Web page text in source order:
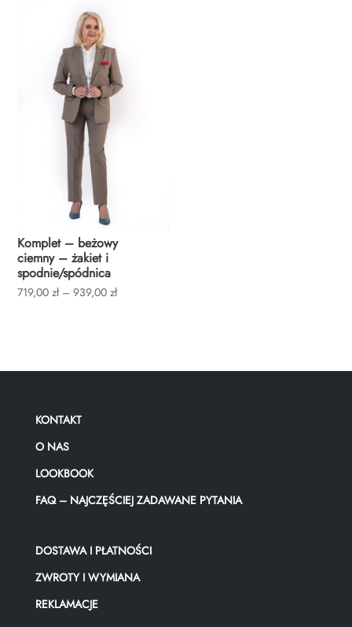
Komplet – beżowy
ciemny – żakiet i
spodnie/spódnica
719,00zł – 939,00złZakres
KONTAKT
O NAS
LOOKBOOK
FAQ – NAJCZĘŚCIEJ ZADAWANE PYTANIA
DOSTAWA I PŁATNOŚCI
ZWROTY I WYMIANA
REKLAMACJE